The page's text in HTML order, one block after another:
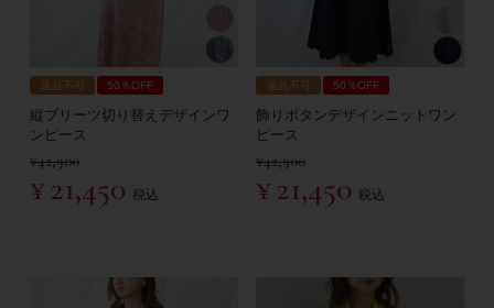
返品不可 50％OFF
縦プリーツ切り替えデザインワ
ンピース
¥42,900
¥21,450 税込
返品不可 50％OFF
飾りボタンデザインニットワン
ピース
¥42,900
¥21,450 税込